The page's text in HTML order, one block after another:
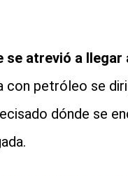
atrevió a llegar
con petróleo se
dónde se